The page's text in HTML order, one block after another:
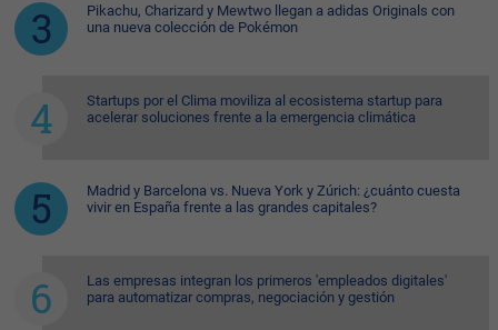
Pikachu, Charizard y Mewtwo llegan a adidas Originals con
una nueva colección de Pokémon
Startups por el Clima moviliza al ecosistema startup para
acelerar soluciones frente a la emergencia climática
Madrid y Barcelona vs. Nueva York y Zúrich: ¿cuánto cuesta
vivir en España frente a las grandes capitales?
Las empresas integran los primeros 'empleados digitales'
para automatizar compras, negociación y gestión